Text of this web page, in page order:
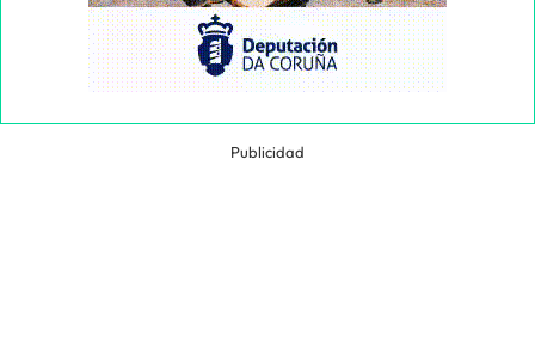
Publicidad